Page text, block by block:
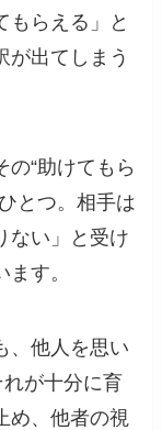
もらえる」と
が出てしまう
“助けてもら
とつ。相手は
ない」と受け
す。
、他人を思い
れが十分に育
め、他者の視